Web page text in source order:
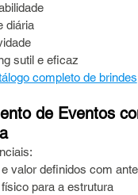
diária
sutil e eficaz
completo de brindes
de Eventos
valor definidos com
para a estrutura